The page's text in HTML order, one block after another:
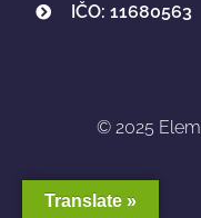
IČO: 11680563
© 2025
Translate »